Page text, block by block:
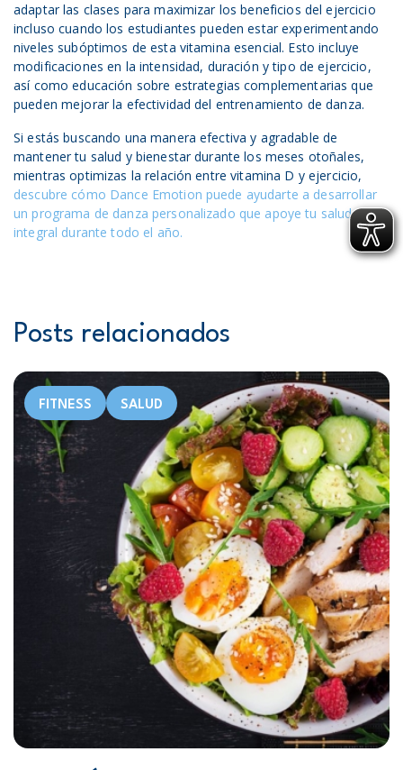
adaptar las clases para maximizar los beneficios del ejercicio
incluso cuando los estudiantes pueden estar experimentando
niveles subóptimos de esta vitamina esencial. Esto incluye
modificaciones en la intensidad, duración y tipo de ejercicio,
así como educación sobre estrategias complementarias que
pueden mejorar la efectividad del entrenamiento de danza.
Si estás buscando una manera efectiva y agradable de
mantener tu salud y bienestar durante los meses otoñales,
mientras optimizas la relación entre vitamina D y ejercicio,
descubre cómo Dance Emotion puede ayudarte a desarrollar
un programa de danza personalizado que apoye tu salud
integral durante todo el año.
Posts relacionados
FITNESS SALUD